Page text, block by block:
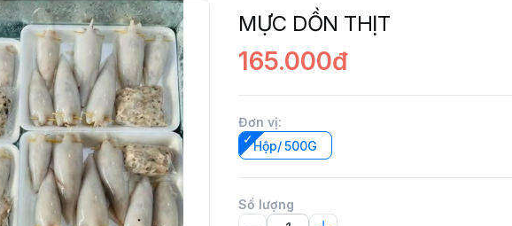
MỰC DỒN THỊT
165.000đ
Đơn vị:
Hộp/ 500G
Số lượng